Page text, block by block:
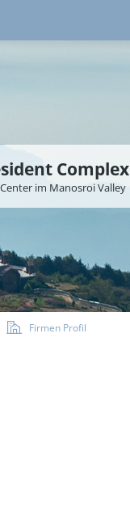
Complex
im Manosroi Valley
Firmen Profil